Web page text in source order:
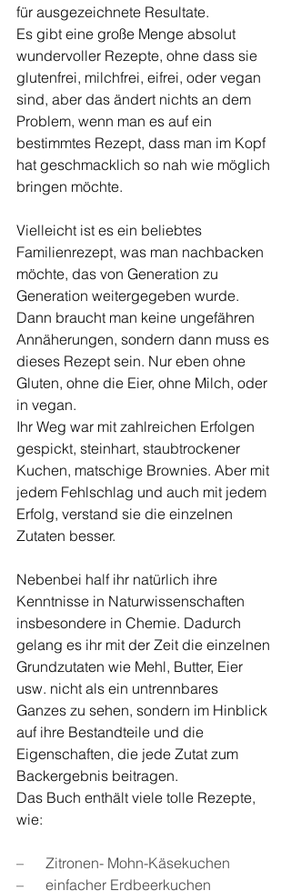
für ausgezeichnete Resultate.
Es gibt eine große Menge absolut
wundervoller Rezepte, ohne dass sie
glutenfrei, milchfrei, eifrei, oder vegan
sind, aber das ändert nichts an dem
Problem, wenn man es auf ein
bestimmtes Rezept, dass man im Kopf
hat geschmacklich so nah wie möglich
bringen möchte.
Vielleicht ist es ein beliebtes
Familienrezept, was man nachbacken
möchte, das von Generation zu
Generation weitergegeben wurde.
Dann braucht man keine ungefähren
Annäherungen, sondern dann muss es
dieses Rezept sein. Nur eben ohne
Gluten, ohne die Eier, ohne Milch, oder
in vegan.
Ihr Weg war mit zahlreichen Erfolgen
gespickt, steinhart, staubtrockener
Kuchen, matschige Brownies. Aber mit
jedem Fehlschlag und auch mit jedem
Erfolg, verstand sie die einzelnen
Zutaten besser.
Nebenbei half ihr natürlich ihre
Kenntnisse in Naturwissenschaften
insbesondere in Chemie. Dadurch
gelang es ihr mit der Zeit die einzelnen
Grundzutaten wie Mehl, Butter, Eier
usw. nicht als ein untrennbares
Ganzes zu sehen, sondern im Hinblick
auf ihre Bestandteile und die
Eigenschaften, die jede Zutat zum
Backergebnis beitragen.
Das Buch enthält viele tolle Rezepte,
wie:
–      Zitronen- Mohn-Käsekuchen
–      einfacher Erdbeerkuchen